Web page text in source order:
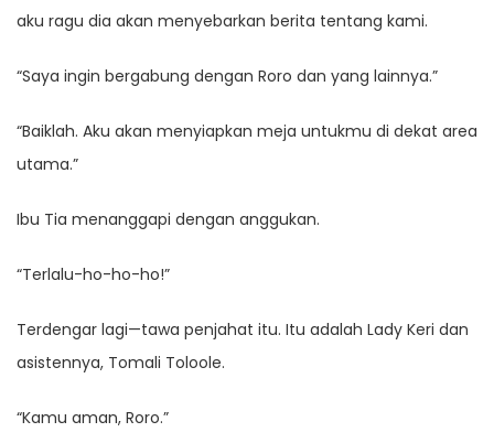
aku ragu dia akan menyebarkan berita tentang kami.
“Saya ingin bergabung dengan Roro dan yang lainnya.”
“Baiklah. Aku akan menyiapkan meja untukmu di dekat area
utama.”
Ibu Tia menanggapi dengan anggukan.
“Terlalu-ho-ho-ho!”
Terdengar lagi—tawa penjahat itu. Itu adalah Lady Keri dan
asistennya, Tomali Toloole.
“Kamu aman, Roro.”